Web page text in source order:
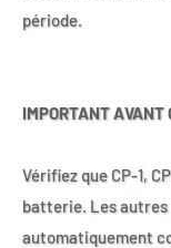
période.
IMPORTANT AVANT
Vérifiez que CP-1,
batterie. Les autres
automatiquement